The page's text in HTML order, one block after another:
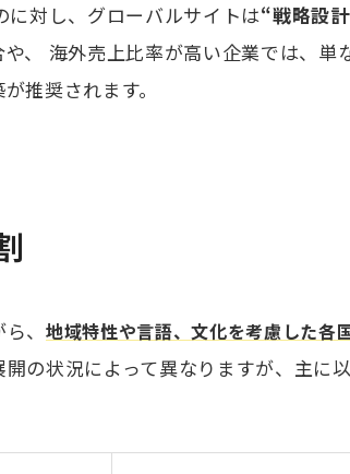
に対し、グローバルサイトは“戦略設
、 海外売上比率が高い企業では、単
推奨されます。
、 地域特性や言語、文化を考慮した各
の状況によって異なりますが、主に